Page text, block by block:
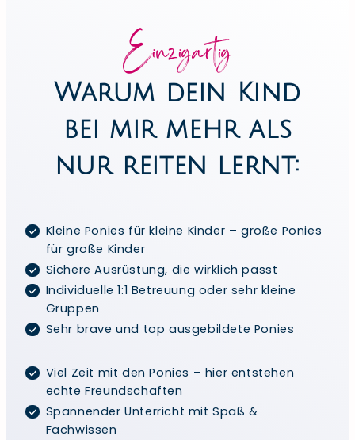
Einzigartig
Warum dein Kind
bei mir mehr als
nur reiten lernt:
Kleine Ponies für kleine Kinder – große Ponies
für große Kinder
Sichere Ausrüstung, die wirklich passt
Individuelle 1:1 Betreuung oder sehr kleine
Gruppen
Sehr brave und top ausgebildete Ponies
Viel Zeit mit den Ponies – hier entstehen
echte Freundschaften
Spannender Unterricht mit Spaß &
Fachwissen